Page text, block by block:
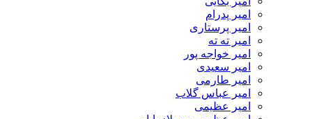
امیر پدرام
امیر پرستاری
امیر ته ته
امیر خواجه پور
امیر سعیدی
امیر طارمی
امیر عباس گلاب
امیر عظیمی